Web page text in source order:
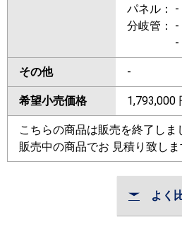
パネル： -
分岐管： -
-
その他 -
希望小売価格 1,793,000
こちらの商品は販売を終了しま
販売中の商品でお 見積り致しま
よく